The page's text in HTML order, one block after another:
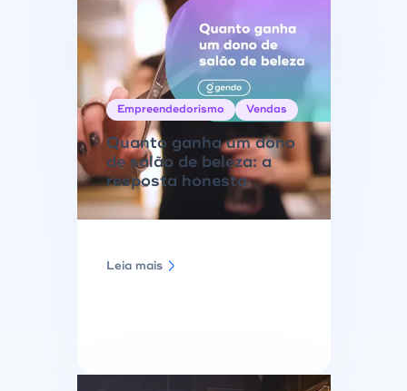
Empreendedorismo Vendas
Quanto ganha um dono
de salão de beleza: a
resposta honesta
Leia mais